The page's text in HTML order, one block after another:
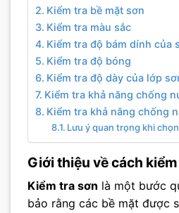
Kiểm tra bề mặt sơn
Kiểm tra màu sắc
Kiểm tra độ bám dính của
Kiểm tra độ bóng
Kiểm tra độ dày của lớp
Kiểm tra khả năng chống
Kiểm tra khả năng chống
Lưu ý quan trọng khi
Giới thiệu về cách
Kiểm tra sơn là một bước
bảo rằng các bề mặt được